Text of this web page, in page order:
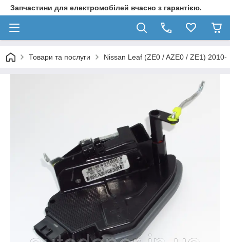
Запчастини для електромобілей вчасно з гарантією.
Товари та послуги Nissan Leaf (ZE0 / AZE0 / ZE1) 2010-